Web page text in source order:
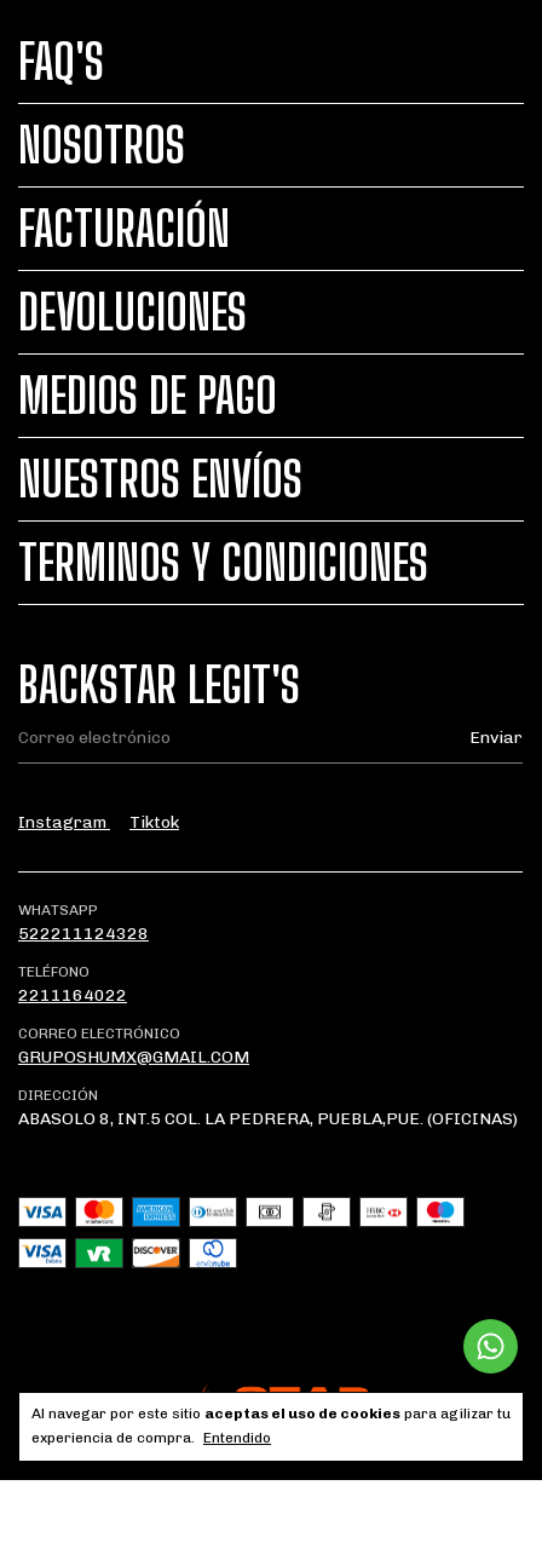
Al navegar por este sitio aceptas el uso de cookies para agilizar tu
experiencia de compra. Entendido
FAQ'S
NOSOTROS
FACTURACIÓN
DEVOLUCIONES
MEDIOS DE PAGO
NUESTROS ENVÍOS
TERMINOS Y CONDICIONES
BACKSTAR LEGIT'S
Instagram Tiktok
WHATSAPP
522211124328
TELÉFONO
2211164022
CORREO ELECTRÓNICO
GRUPOSHUMX@GMAIL.COM
DIRECCIÓN
ABASOLO 8, INT.5 COL. LA PEDRERA, PUEBLA,PUE. (OFICINAS)